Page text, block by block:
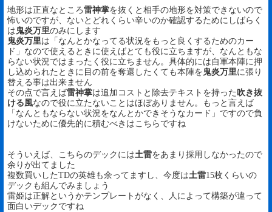
地形は正直なところ雷神掌を抜くと相手の地形を対策できないので
怖いのですが、ないとどれくらい辛いのか確認するためにしばらく
は 鬼炎万里のみにします
鬼炎万里は「なんとかなってる状況をもっと良くするためのカー
ド」なので使えるときに使えばとても役に立ちますが、なんともな
らない状況ではまったく役に立ちません。具体的には自軍本陣に押
し込められたときに目の前を奪還したくても本陣を 鬼炎万里に張り
替える事は出来ません
その点で言えば雷神掌は追加コストと除去テキストを持った 吹き抜
ける風なので役に立たないことはほぼありません。もっと言えば
「なんともならない状況をなんとかできそうなカード」ですので負
けないために優先的に積むべきはこちらですね
そういえば、こちらのデックには土雷をあまり採用しなかったので
余りが出てました
複数買いしたTDの英雄も余ってますし、今度は土雷15枚くらいの
デックも組んでみましょう
雷姫は正解というかテンプレートがなく、人によって構築が違って
面白いデックですね